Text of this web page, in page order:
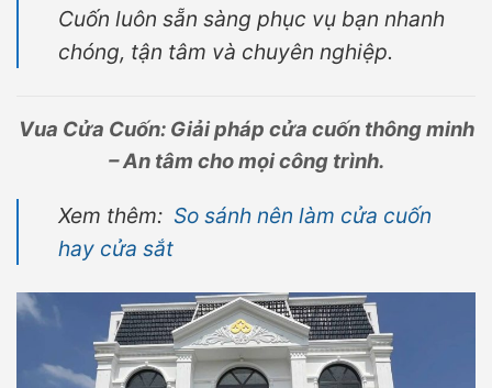
Cuốn luôn sẵn sàng phục vụ bạn nhanh
chóng, tận tâm và chuyên nghiệp.
Vua Cửa Cuốn: Giải pháp cửa cuốn thông minh
– An tâm cho mọi công trình.
Xem thêm: So sánh nên làm cửa cuốn
hay cửa sắt